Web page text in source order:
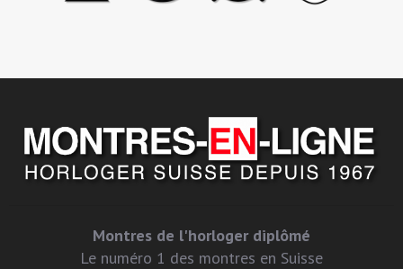
Montres de l'horloger diplômé
Le numéro 1 des montres en Suisse